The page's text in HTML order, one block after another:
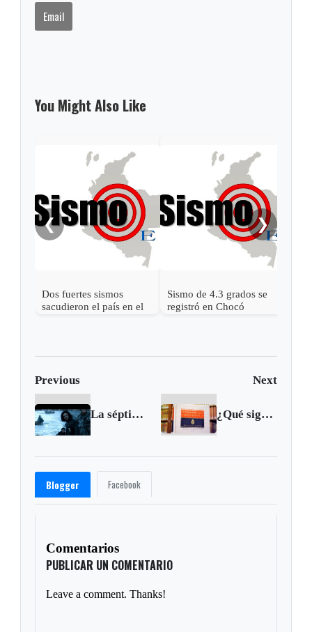
Email
You Might Also Like
❮
Dos fuertes sismos
sacudieron el país en el
Sismo de 4.3 grados se
registró en Chocó
❯
Previous Next
La séptima temporada de Juego de Tronos se estrenará en junio ¿Qué significa?: gandul
Blogger Facebook
Comentarios
PUBLICAR UN COMENTARIO
Leave a comment. Thanks!